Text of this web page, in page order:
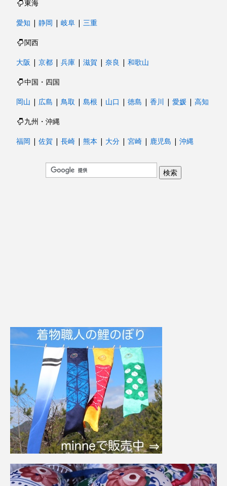
東海
愛知 | 静岡 | 岐阜 | 三重
関西
大阪 | 京都 | 兵庫 | 滋賀 | 奈良 | 和歌山
中国・四国
岡山 | 広島 | 鳥取 | 島根 | 山口 | 徳島 | 香川 | 愛媛 | 高知
九州・沖縄
福岡 | 佐賀 | 長崎 | 熊本 | 大分 | 宮崎 | 鹿児島 | 沖縄